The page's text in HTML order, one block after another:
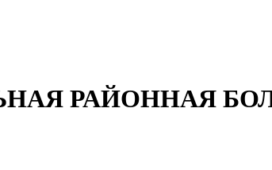
РАЙОННАЯ